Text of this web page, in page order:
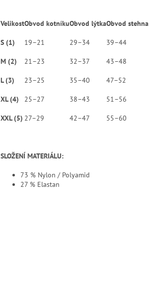
VelikostObvod kotníkuObvod lýtkaObvod stehna
S (1) 19–21 29–34 39–44
M (2) 21–23 32–37 43–48
L (3) 23–25 35–40 47–52
XL (4) 25–27 38–43 51–56
XXL (5) 27–29 42–47 55–60
SLOŽENÍ MATERIÁLU:
73 % Nylon / Polyamid
27 % Elastan